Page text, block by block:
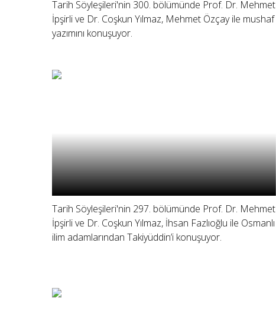
Tarih Söyleşileri'nin 300. bölümünde Prof. Dr. Mehmet
İpşirli ve Dr. Coşkun Yılmaz, Mehmet Özçay ile mushaf
yazımını konuşuyor.
Tarih Söyleşileri'nin 297. bölümünde Prof. Dr. Mehmet
İpşirli ve Dr. Coşkun Yılmaz, İhsan Fazlıoğlu ile Osmanlı
ilim adamlarından Takiyüddin’i konuşuyor.